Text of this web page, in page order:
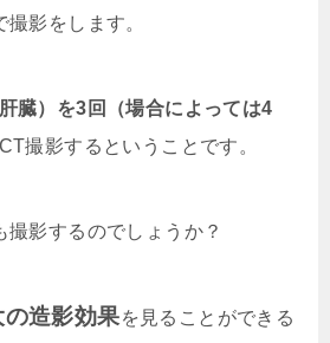
影をします。
臓）を3回（場合によっては4
撮影するということです。
撮影するのでしょうか？
の造影効果を見ることができる